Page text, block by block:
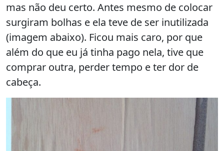
mas não deu certo. Antes mesmo de colocar
surgiram bolhas e ela teve de ser inutilizada
(imagem abaixo). Ficou mais caro, por que
além do que eu já tinha pago nela, tive que
comprar outra, perder tempo e ter dor de
cabeça.